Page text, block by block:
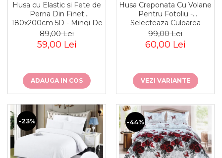
Husa cu Elastic si Fete de
Perna Din Finet
180x200cm 5D - Mingi De
Fotbal In Galaxie
89,00 Lei
59,00 Lei
ADAUGA IN COS
Husa Creponata Cu Volane
Pentru Fotoliu -
Selecteaza Culoarea
Dorita
99,00 Lei
60,00 Lei
VEZI VARIANTE
-23% -44%